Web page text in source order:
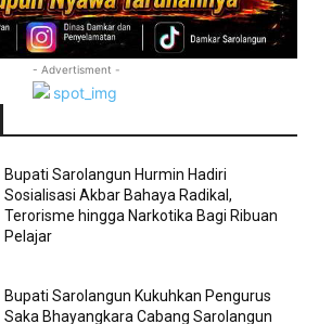
- Advertisment -
Bupati Sarolangun Hurmin Hadiri
Sosialisasi Akbar Bahaya Radikal,
Terorisme hingga Narkotika Bagi Ribuan
Pelajar
Bupati Sarolangun Kukuhkan Pengurus
Saka Bhayangkara Cabang Sarolangun